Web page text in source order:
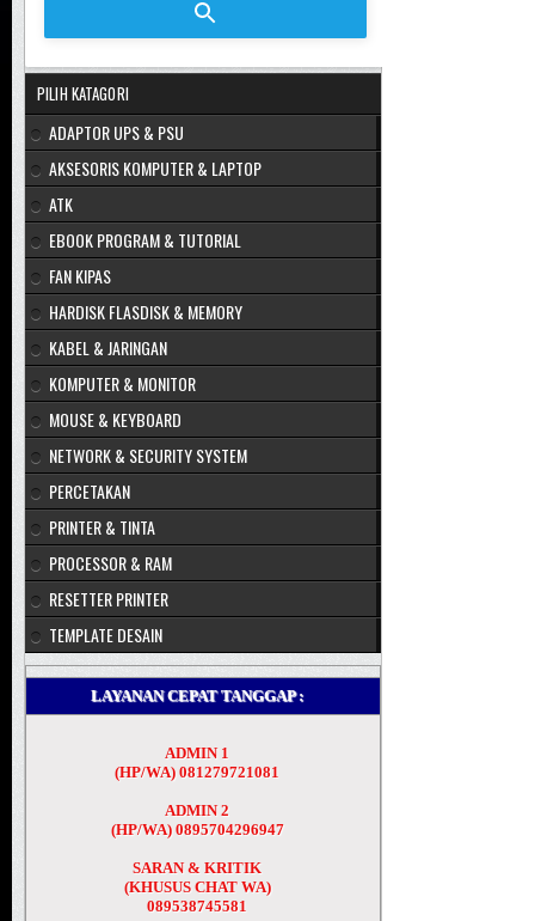
PILIH KATAGORI
ADAPTOR UPS & PSU
AKSESORIS KOMPUTER & LAPTOP
ATK
EBOOK PROGRAM & TUTORIAL
FAN KIPAS
HARDISK FLASDISK & MEMORY
KABEL & JARINGAN
KOMPUTER & MONITOR
MOUSE & KEYBOARD
NETWORK & SECURITY SYSTEM
PERCETAKAN
PRINTER & TINTA
PROCESSOR & RAM
RESETTER PRINTER
TEMPLATE DESAIN
LAYANAN CEPAT TANGGAP :
ADMIN 1
(HP/WA) 081279721081
ADMIN 2
(HP/WA) 0895704296947
SARAN & KRITIK
(KHUSUS CHAT WA)
089538745581